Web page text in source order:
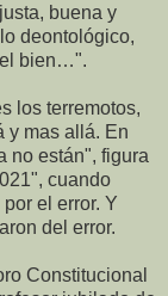
buena y
deontológico,
el bien…".
los terremotos,
y mas allá. En
no están", figura
cuando
el error. Y
del error.
Constitucional